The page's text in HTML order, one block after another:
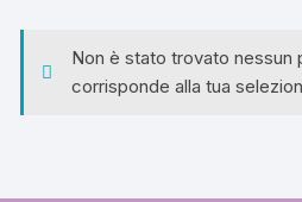
Non è stato trovato nessun
corrisponde alla tua